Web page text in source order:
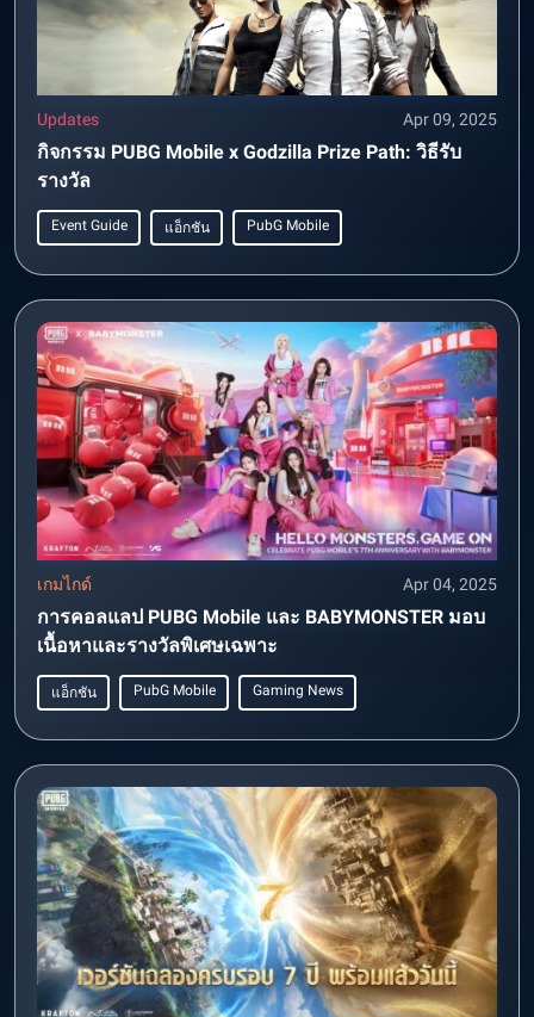
Updates Apr 09, 2025
กิจกรรม PUBG Mobile x Godzilla Prize Path: วิธีรับ
รางวัล
Event Guide แอ็กชัน PubG Mobile
เกมไกด์ Apr 04, 2025
การคอลแลป PUBG Mobile และ BABYMONSTER มอบ
เนื้อหาและรางวัลพิเศษเฉพาะ
แอ็กชัน PubG Mobile Gaming News